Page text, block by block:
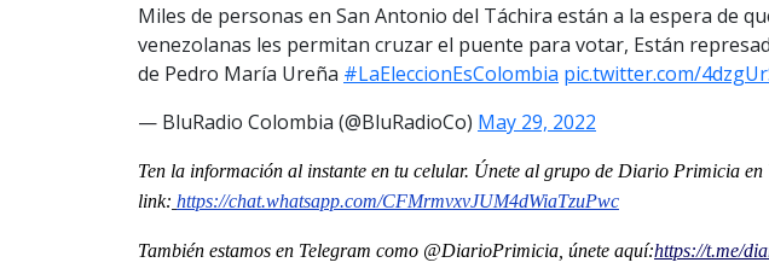
Miles de personas en San Antonio del Táchira están a la espera de
venezolanas les permitan cruzar el puente para votar, Están
de Pedro María Ureña #LaEleccionEsColombia pic.twitter.com/
— BluRadio Colombia (@BluRadioCo) May 29, 2022
Ten la información al instante en tu celular. Únete al grupo de Diario Primicia en
link: https://chat.whatsapp.com/CFMrmvxvJUM4dWiaTzuPwc
También estamos en Telegram como @DiarioPrimicia, únete aquí:https://t.me/